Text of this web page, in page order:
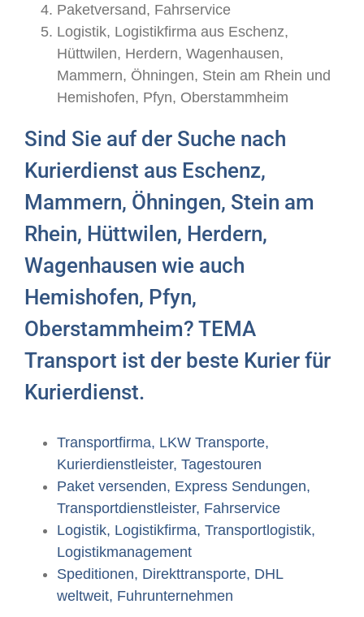
Paketversand, Fahrservice
Logistik, Logistikfirma aus Eschenz,
Hüttwilen, Herdern, Wagenhausen,
Mammern, Öhningen, Stein am Rhein und
Hemishofen, Pfyn, Oberstammheim
Sind Sie auf der Suche nach
Kurierdienst aus Eschenz,
Mammern, Öhningen, Stein am
Rhein, Hüttwilen, Herdern,
Wagenhausen wie auch
Hemishofen, Pfyn,
Oberstammheim? TEMA
Transport ist der beste Kurier für
Kurierdienst.
Transportfirma, LKW Transporte,
Kurierdienstleister, Tagestouren
Paket versenden, Express Sendungen,
Transportdienstleister, Fahrservice
Logistik, Logistikfirma, Transportlogistik,
Logistikmanagement
Speditionen, Direkttransporte, DHL
weltweit, Fuhrunternehmen